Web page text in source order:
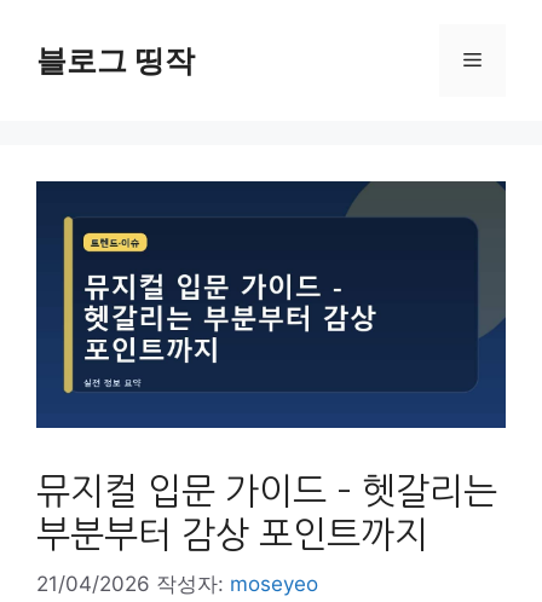
블로그 띵작 메
뮤지컬 입문 가이드 – 헷갈리는
부분부터 감상 포인트까지
21/04/2026 작성자: moseyeo